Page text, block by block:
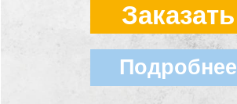
Заказать
Подробнее